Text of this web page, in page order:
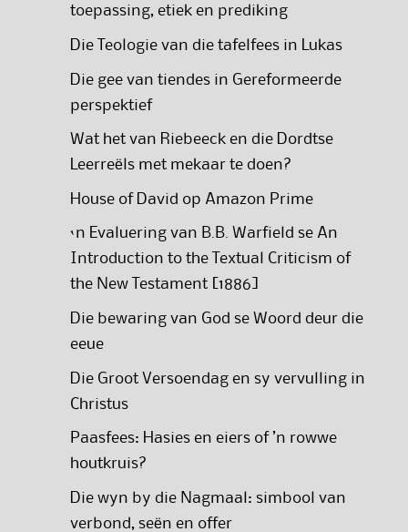
toepassing, etiek en prediking
Die Teologie van die tafelfees in Lukas
Die gee van tiendes in Gereformeerde
perspektief
Wat het van Riebeeck en die Dordtse
Leerreëls met mekaar te doen?
House of David op Amazon Prime
‘n Evaluering van B.B. Warfield se An
Introduction to the Textual Criticism of
the New Testament [1886]
Die bewaring van God se Woord deur die
eeue
Die Groot Versoendag en sy vervulling in
Christus
Paasfees: Hasies en eiers of ’n rowwe
houtkruis?
Die wyn by die Nagmaal: simbool van
verbond, seën en offer